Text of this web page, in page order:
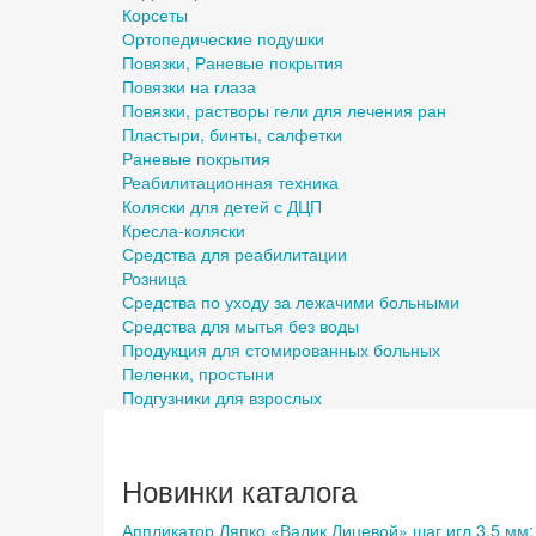
Корсеты
Ортопедические подушки
Повязки, Раневые покрытия
Повязки на глаза
Повязки, растворы гели для лечения ран
Пластыри, бинты, салфетки
Раневые покрытия
Реабилитационная техника
Коляски для детей с ДЦП
Кресла-коляски
Средства для реабилитации
Розница
Средства по уходу за лежачими больными
Средства для мытья без воды
Продукция для стомированных больных
Пеленки, простыни
Подгузники для взрослых
Новинки каталога
Аппликатор Ляпко «Валик Лицевой» шаг игл 3,5